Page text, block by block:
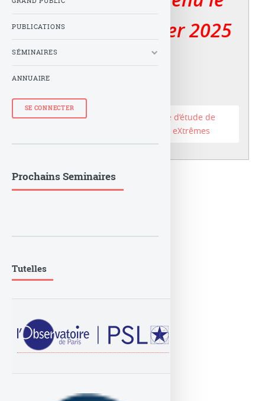
Lux au 1
janvier 2025
Accéder au site du Laboratoire d’étude de
l’Univers et des phénomènes eXtrêmes
PUBLICATIONS
SÉMINAIRES
ANNUAIRE
SE CONNECTER
Prochains Seminaires
Tutelles